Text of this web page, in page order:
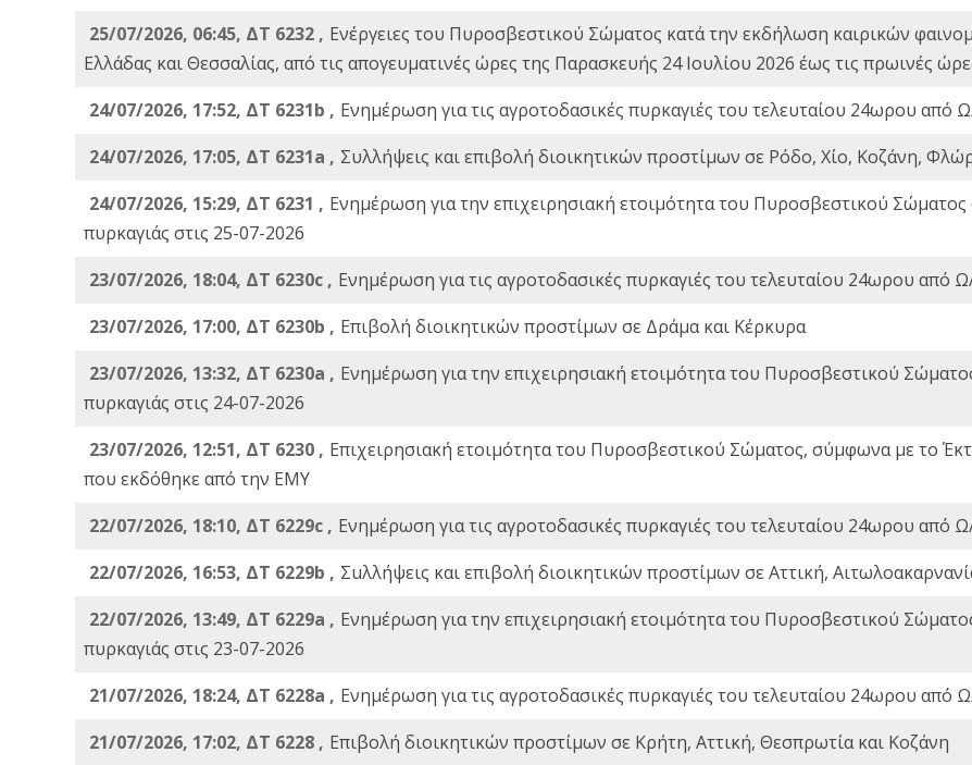
25/07/2026, 06:45, ΔΤ 6232 , Ενέργειες του Πυροσβεστικού Σώματος κατά την εκδήλωση καιρικών
Ελλάδας και Θεσσαλίας, από τις απογευματινές ώρες της Παρασκευής 24 Ιουλίου 2026 έως τις πρωινές
24/07/2026, 17:52, ΔΤ 6231b , Ενημέρωση για τις αγροτοδασικές πυρκαγιές του τελευταίου 24ωρου
24/07/2026, 17:05, ΔΤ 6231a , Συλλήψεις και επιβολή διοικητικών προστίμων σε Ρόδο, Χίο, Κοζάνη,
24/07/2026, 15:29, ΔΤ 6231 , Ενημέρωση για την επιχειρησιακή ετοιμότητα του Πυροσβεστικού
πυρκαγιάς στις 25-07-2026
23/07/2026, 18:04, ΔΤ 6230c , Ενημέρωση για τις αγροτοδασικές πυρκαγιές του τελευταίου 24ωρου
23/07/2026, 17:00, ΔΤ 6230b , Επιβολή διοικητικών προστίμων σε Δράμα και Κέρκυρα
23/07/2026, 13:32, ΔΤ 6230a , Ενημέρωση για την επιχειρησιακή ετοιμότητα του Πυροσβεστικού
πυρκαγιάς στις 24-07-2026
23/07/2026, 12:51, ΔΤ 6230 , Επιχειρησιακή ετοιμότητα του Πυροσβεστικού Σώματος, σύμφωνα με το
που εκδόθηκε από την ΕΜΥ
22/07/2026, 18:10, ΔΤ 6229c , Ενημέρωση για τις αγροτοδασικές πυρκαγιές του τελευταίου 24ωρου
22/07/2026, 16:53, ΔΤ 6229b , Σuλλήψεις και επιβολή διοικητικών προστίμων σε Αττική,
22/07/2026, 13:49, ΔΤ 6229a , Ενημέρωση για την επιχειρησιακή ετοιμότητα του Πυροσβεστικού
πυρκαγιάς στις 23-07-2026
21/07/2026, 18:24, ΔΤ 6228a , Ενημέρωση για τις αγροτοδασικές πυρκαγιές του τελευταίου 24ωρου
21/07/2026, 17:02, ΔΤ 6228 , Επιβολή διοικητικών προστίμων σε Κρήτη, Αττική, Θεσπρωτία και Κοζάνη